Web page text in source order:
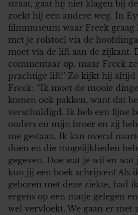
gebruiken.
straat, gaat hij niet klagen bij
zoekt hij een andere weg. In
filmmuseum waar Freek
met je rolstoel via de
moet via de lift aan de zijkant.
commentaar op, maar Freek
prachtige lift!’ Zo kijkt hij altijd
Freek: “Ik moet de mooie
komen ook pakken, want dat
verschuldigd. Ik heb een fijne
ouders en mijn broer en zij
me gestaan. Ik kan overal
doen en die mogelijkheden
gegeven. Doe wat je wil en
kun jij een boek schrijven! Als
geboren met deze ziekte, had
ergens op een matje gelegen
wel vervloekt. We gaan er met